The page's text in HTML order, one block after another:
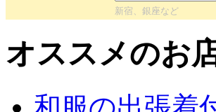
新宿、銀座など
オススメのお